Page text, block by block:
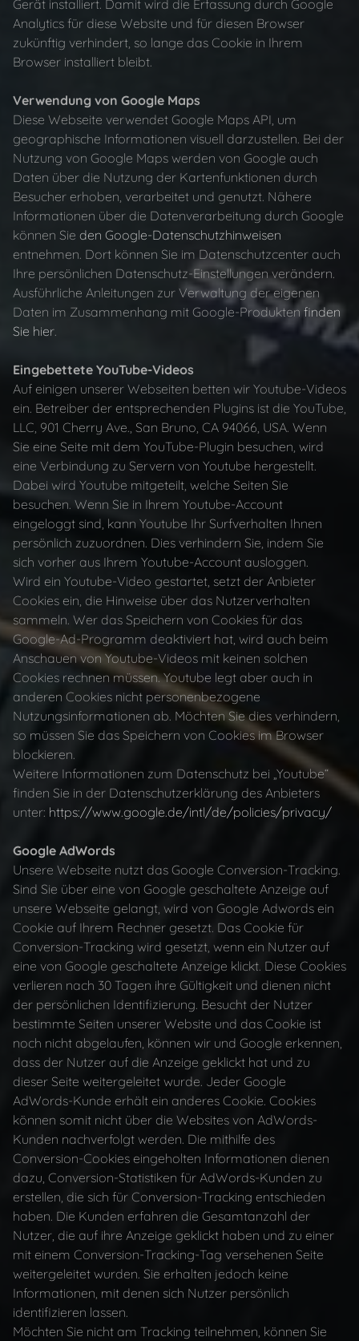
Gerät installiert. Damit wird die Erfassung durch Google
Analytics für diese Website und für diesen Browser
zukünftig verhindert, so lange das Cookie in Ihrem
Browser installiert bleibt.
Verwendung von Google Maps
Diese Webseite verwendet Google Maps API, um
geographische Informationen visuell darzustellen. Bei der
Nutzung von Google Maps werden von Google auch
Daten über die Nutzung der Kartenfunktionen durch
Besucher erhoben, verarbeitet und genutzt. Nähere
Informationen über die Datenverarbeitung durch Google
können Sie den Google-Datenschutzhinweisen
entnehmen. Dort können Sie im Datenschutzcenter auch
Ihre persönlichen Datenschutz-Einstellungen verändern.
Ausführliche Anleitungen zur Verwaltung der eigenen
Daten im Zusammenhang mit Google-Produktenfinden
Sie hier.
Eingebettete YouTube-Videos
Auf einigen unserer Webseiten betten wir Youtube-Videos
ein. Betreiber der entsprechenden Plugins ist die YouTube,
LLC, 901 Cherry Ave., San Bruno, CA 94066, USA. Wenn
Sie eine Seite mit dem YouTube-Plugin besuchen, wird
eine Verbindung zu Servern von Youtube hergestellt.
Dabei wird Youtube mitgeteilt, welche Seiten Sie
besuchen. Wenn Sie in Ihrem Youtube-Account
eingeloggt sind, kann Youtube Ihr Surfverhalten Ihnen
persönlich zuzuordnen. Dies verhindern Sie, indem Sie
sich vorher aus Ihrem Youtube-Account ausloggen.
Wird ein Youtube-Video gestartet, setzt der Anbieter
Cookies ein, die Hinweise über das Nutzerverhalten
sammeln. Wer das Speichern von Cookies für das
Google-Ad-Programm deaktiviert hat, wird auch beim
Anschauen von Youtube-Videos mit keinen solchen
Cookies rechnen müssen. Youtube legt aber auch in
anderen Cookies nicht personenbezogene
Nutzungsinformationen ab. Möchten Sie dies verhindern,
so müssen Sie das Speichern von Cookies im Browser
blockieren.
Weitere Informationen zum Datenschutz bei „Youtube“
finden Sie in der Datenschutzerklärung des Anbieters
unter: https://www.google.de/intl/de/policies/privacy/
Google AdWords
Unsere Webseite nutzt das Google Conversion-Tracking.
Sind Sie über eine von Google geschaltete Anzeige auf
unsere Webseite gelangt, wird von Google Adwords ein
Cookie auf Ihrem Rechner gesetzt. Das Cookie für
Conversion-Tracking wird gesetzt, wenn ein Nutzer auf
eine von Google geschaltete Anzeige klickt. Diese Cookies
verlieren nach 30 Tagen ihre Gültigkeit und dienen nicht
der persönlichen Identifizierung. Besucht der Nutzer
bestimmte Seiten unserer Website und das Cookie ist
noch nicht abgelaufen, können wir und Google erkennen,
dass der Nutzer auf die Anzeige geklickt hat und zu
dieser Seite weitergeleitet wurde. Jeder Google
AdWords-Kunde erhält ein anderes Cookie. Cookies
können somit nicht über die Websites von AdWords-
Kunden nachverfolgt werden. Die mithilfe des
Conversion-Cookies eingeholten Informationen dienen
dazu, Conversion-Statistiken für AdWords-Kunden zu
erstellen, die sich für Conversion-Tracking entschieden
haben. Die Kunden erfahren die Gesamtanzahl der
Nutzer, die auf ihre Anzeige geklickt haben und zu einer
mit einem Conversion-Tracking-Tag versehenen Seite
weitergeleitet wurden. Sie erhalten jedoch keine
Informationen, mit denen sich Nutzer persönlich
identifizieren lassen.
Möchten Sie nicht am Tracking teilnehmen, können Sie